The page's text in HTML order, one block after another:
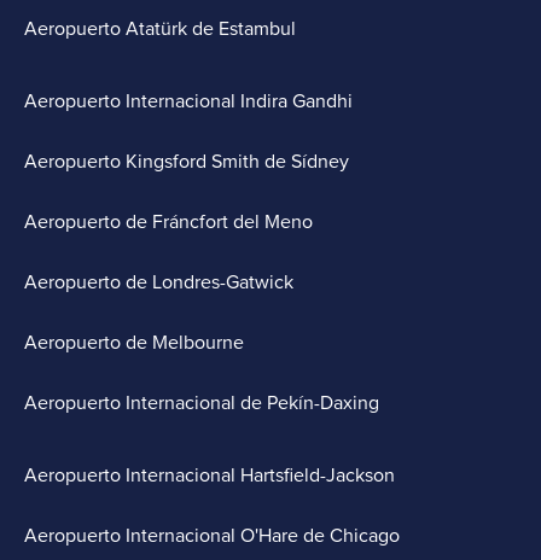
Aeropuerto Atatürk de Estambul
Aeropuerto Internacional Indira Gandhi
Aeropuerto Kingsford Smith de Sídney
Aeropuerto de Fráncfort del Meno
Aeropuerto de Londres-Gatwick
Aeropuerto de Melbourne
Aeropuerto Internacional de Pekín-Daxing
Aeropuerto Internacional Hartsfield-Jackson
Aeropuerto Internacional O'Hare de Chicago